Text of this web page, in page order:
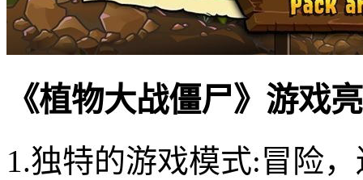
《植物大战僵尸》游戏
1.独特的游戏模式:冒险